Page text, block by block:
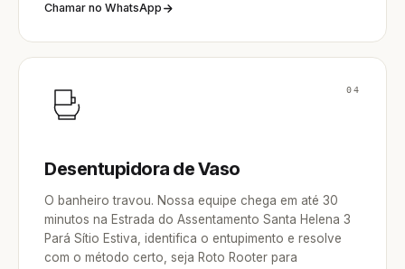
Chamar no WhatsApp
04
Desentupidora de Vaso
O banheiro travou. Nossa equipe chega em até 30
minutos na Estrada do Assentamento Santa Helena 3
Pará Sítio Estiva, identifica o entupimento e resolve
com o método certo, seja Roto Rooter para